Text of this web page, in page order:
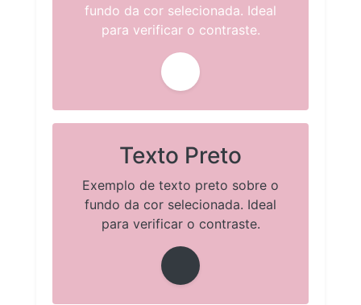
fundo da cor selecionada. Ideal
para verificar o contraste.
Texto Preto
Exemplo de texto preto sobre o
fundo da cor selecionada. Ideal
para verificar o contraste.